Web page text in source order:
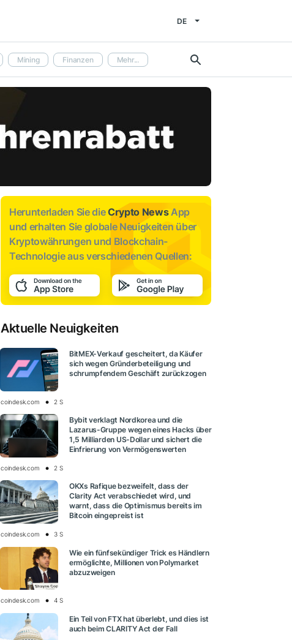
DE
Mining Finanzen Mehr...
Herunterladen Sie dieCrypto NewsApp
und erhalten Sie globale Neuigkeiten über
Kryptowährungen und Blockchain-
Technologie aus verschiedenen Quellen:
Aktuelle Neuigkeiten
BitMEX-Verkauf gescheitert, da Käufer
sich wegen Gründerbeteiligung und
schrumpfendem Geschäft zurückzogen
coindesk.com 2 S
Bybit verklagt Nordkorea und die
Lazarus-Gruppe wegen eines Hacks über
1,5 Milliarden US-Dollar und sichert die
Einfrierung von Vermögenswerten
coindesk.com 2 S
OKXs Rafique bezweifelt, dass der
Clarity Act verabschiedet wird, und
warnt, dass die Optimismus bereits im
Bitcoin eingepreist ist
coindesk.com 3 S
Wie ein fünfsekündiger Trick es Händlern
ermöglichte, Millionen von Polymarket
abzuzweigen
coindesk.com 4 S
Ein Teil von FTX hat überlebt, und dies ist
auch beim CLARITY Act der Fall